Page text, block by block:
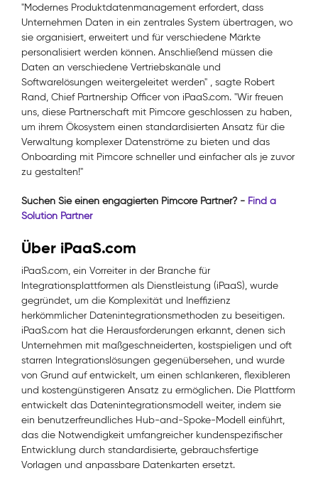
"Modernes Produktdatenmanagement erfordert, dass
Unternehmen Daten in ein zentrales System übertragen, wo
sie organisiert, erweitert und für verschiedene Märkte
personalisiert werden können. Anschließend müssen die
Daten an verschiedene Vertriebskanäle und
Softwarelösungen weitergeleitet werden" , sagte Robert
Rand, Chief Partnership Officer von iPaaS.com. "Wir freuen
uns, diese Partnerschaft mit Pimcore geschlossen zu haben,
um ihrem Ökosystem einen standardisierten Ansatz für die
Verwaltung komplexer Datenströme zu bieten und das
Onboarding mit Pimcore schneller und einfacher als je zuvor
zu gestalten!"
Suchen Sie einen engagierten Pimcore Partner? - Find a
Solution Partner
Über iPaaS.com
iPaaS.com, ein Vorreiter in der Branche für
Integrationsplattformen als Dienstleistung (iPaaS), wurde
gegründet, um die Komplexität und Ineffizienz
herkömmlicher Datenintegrationsmethoden zu beseitigen.
iPaaS.com hat die Herausforderungen erkannt, denen sich
Unternehmen mit maßgeschneiderten, kostspieligen und oft
starren Integrationslösungen gegenübersehen, und wurde
von Grund auf entwickelt, um einen schlankeren, flexibleren
und kostengünstigeren Ansatz zu ermöglichen. Die Plattform
entwickelt das Datenintegrationsmodell weiter, indem sie
ein benutzerfreundliches Hub-and-Spoke-Modell einführt,
das die Notwendigkeit umfangreicher kundenspezifischer
Entwicklung durch standardisierte, gebrauchsfertige
Vorlagen und anpassbare Datenkarten ersetzt.